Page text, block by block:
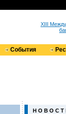
XIII
События
Н О В О С Т